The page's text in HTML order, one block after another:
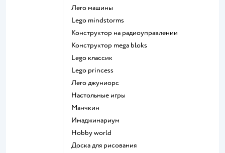
Лего машины
Lego mindstorms
Конструктор на радиоуправлении
Конструктор mega bloks
Lego классик
Lego princess
Лего джуниорс
Настольные игры
Манчкин
Имаджинариум
Hobby world
Доска для рисования